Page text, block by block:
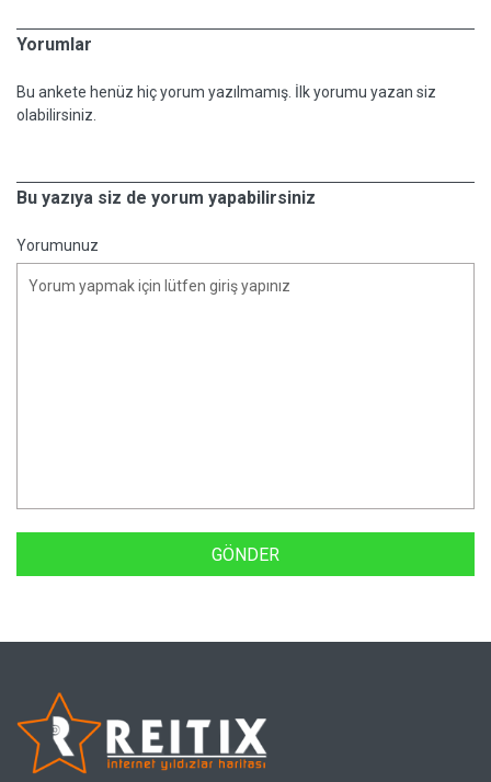
Yorumlar
Bu ankete henüz hiç yorum yazılmamış. İlk yorumu yazan siz
olabilirsiniz.
Bu yazıya siz de yorum yapabilirsiniz
Yorumunuz